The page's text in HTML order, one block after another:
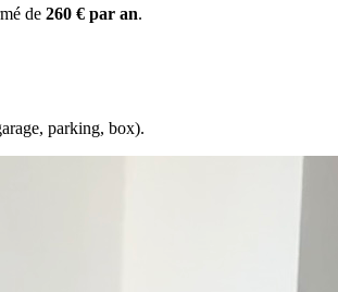
de 260 € par an.
parking, box).